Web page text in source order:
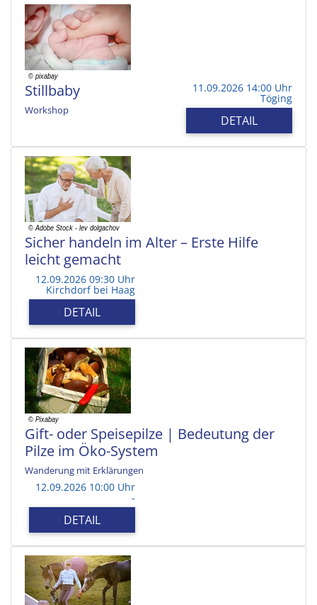
Stillbaby
Workshop
11.09.2026 14:00 Uhr
Töging
DETAIL
Sicher handeln im Alter – Erste Hilfe
leicht gemacht
12.09.2026 09:30 Uhr
Kirchdorf bei Haag
DETAIL
Gift- oder Speisepilze | Bedeutung der
Pilze im Öko-System
Wanderung mit Erklärungen
12.09.2026 10:00 Uhr
-
DETAIL